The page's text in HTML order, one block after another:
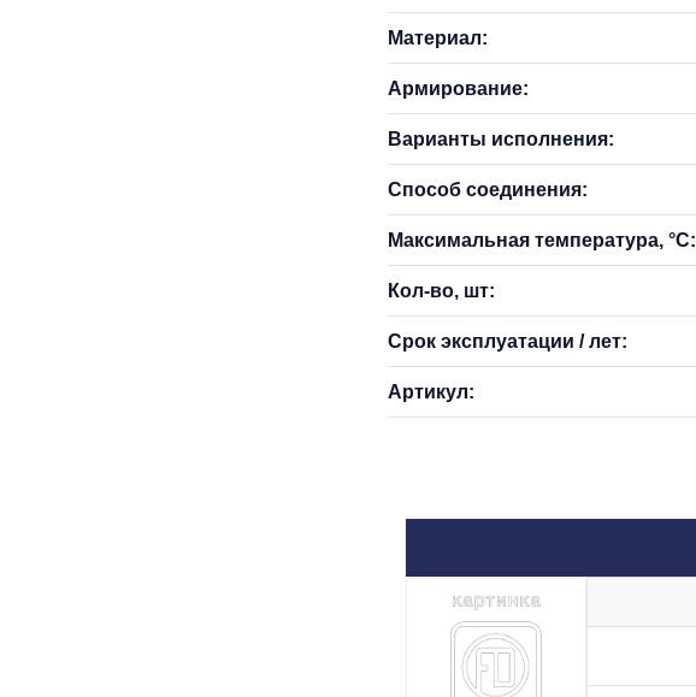
Материал:
Армирование:
Варианты исполнения:
Способ соединения:
Максимальная температура, °С:
Кол-во, шт:
Срок эксплуатации / лет:
Артикул: